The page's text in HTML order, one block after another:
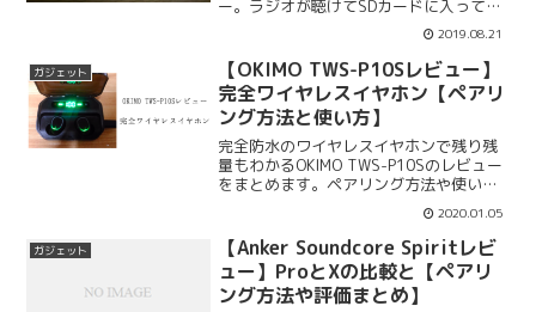
ー。ラジオが聴けてSDカードに入ってる
曲も再生可能です。AUXモードもあるの
で使い勝手がいいAnker SoundCore mini
をレビューしますね。
2019.08.21
ガジェット
【OKIMO TWS-P10Sレビュー】
完全ワイヤレスイヤホン【ペアリ
ング方法と使い方】
完全防水のワイヤレスイヤホンで残り残
量もわかるOKIMO TWS-P10Sのレビュー
をまとめます。ペアリング方法や使い方
を紹介。片耳しか聞こえない時はリセッ
トしましょう。OKIMO TWS-P10Sのレビ
ュー、ペアリング、使い方、価格、付属
品をまとめます。
2020.01.05
ガジェット
【Anker Soundcore Spiritレビ
ュー】ProとXの比較と【ペアリ
ング方法や評価まとめ】